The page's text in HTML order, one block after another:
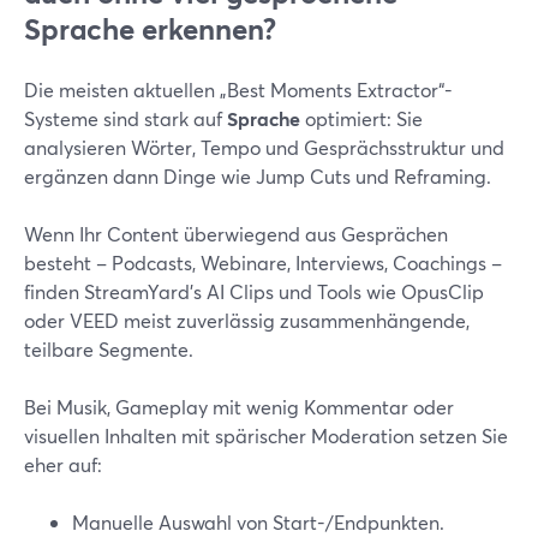
Sprache erkennen?
Die meisten aktuellen „Best Moments Extractor“-
Systeme sind stark aufSpracheoptimiert: Sie
analysieren Wörter, Tempo und Gesprächsstruktur und
ergänzen dann Dinge wie Jump Cuts und Reframing.
Wenn Ihr Content überwiegend aus Gesprächen
besteht – Podcasts, Webinare, Interviews, Coachings –
finden StreamYard’s AI Clips und Tools wie OpusClip
oder VEED meist zuverlässig zusammenhängende,
teilbare Segmente.
Bei Musik, Gameplay mit wenig Kommentar oder
visuellen Inhalten mit spärischer Moderation setzen Sie
eher auf:
Manuelle Auswahl von Start-/Endpunkten.